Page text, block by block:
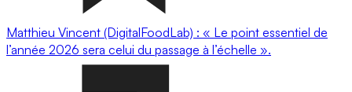
Matthieu Vincent (DigitalFoodLab) : « Le point essentiel de
l’année 2026 sera celui du passage à l’échelle ».